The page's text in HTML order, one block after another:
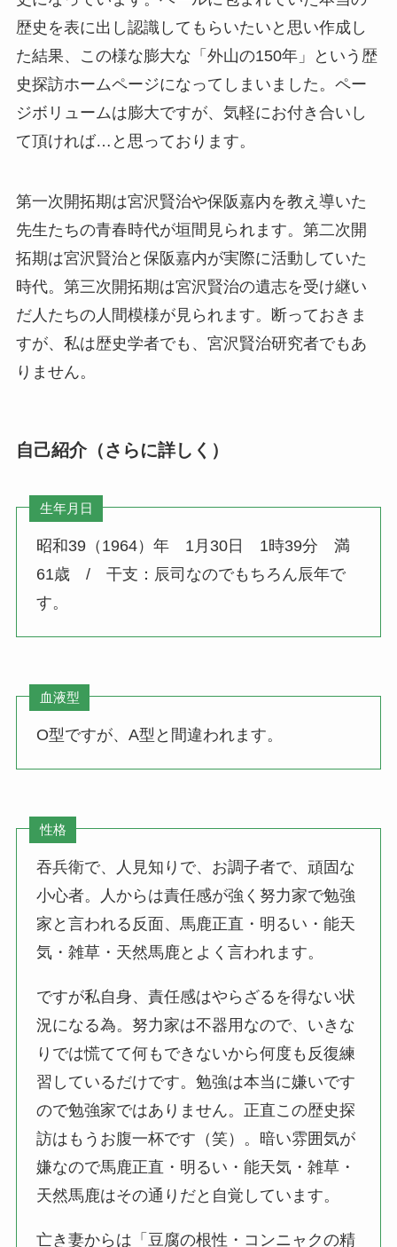
歴史を表に出し認識してもらいたいと思い作成し
た結果、この様な膨大な「外山の150年」という歴
史探訪ホームページになってしまいました。ペー
ジボリュームは膨大ですが、気軽にお付き合いし
て頂ければ…と思っております。
第一次開拓期は宮沢賢治や保阪嘉内を教え導いた
先生たちの青春時代が垣間見られます。第二次開
拓期は宮沢賢治と保阪嘉内が実際に活動していた
時代。第三次開拓期は宮沢賢治の遺志を受け継い
だ人たちの人間模様が見られます。断っておきま
すが、私は歴史学者でも、宮沢賢治研究者でもあ
りません。
自己紹介（さらに詳しく）
生年月日
昭和39（1964）年 1月30日 1時39分 満
61歳 / 干支：辰司なのでもちろん辰年で
す。
血液型
O型ですが、A型と間違われます。
性格
吞兵衛で、人見知りで、お調子者で、頑固な
小心者。人からは責任感が強く努力家で勉強
家と言われる反面、馬鹿正直・明るい・能天
気・雑草・天然馬鹿とよく言われます。
ですが私自身、責任感はやらざるを得ない状
況になる為。努力家は不器用なので、いきな
りでは慌てて何もできないから何度も反復練
習しているだけです。勉強は本当に嫌いです
ので勉強家ではありません。正直この歴史探
訪はもうお腹一杯です（笑）。暗い雰囲気が
嫌なので馬鹿正直・明るい・能天気・雑草・
天然馬鹿はその通りだと自覚しています。
亡き妻からは「豆腐の根性・コンニャクの精